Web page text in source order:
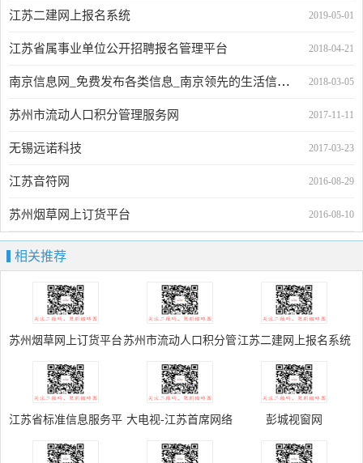
2019-05-01
江苏二建网上报名系统
2018-04-21
江苏省属事业单位公开招聘报名管理平台
2018-03-05
南京信息网_免费发布各类信息_南京领先的生活信息网站
2017-11-11
苏州市流动人口积分管理服务网
2017-03-23
无锡远诺科技
2016-08-29
江苏音符网
2016-08-10
苏州烟草网上订货平台
相关推荐
苏州烟草网上订货平台苏州市流动人口积分管
理服务网
江苏二建网上报名系统
江苏省标准信息服务平
台
大电视-江苏首席网络
视频服务门户
彭城视窗网